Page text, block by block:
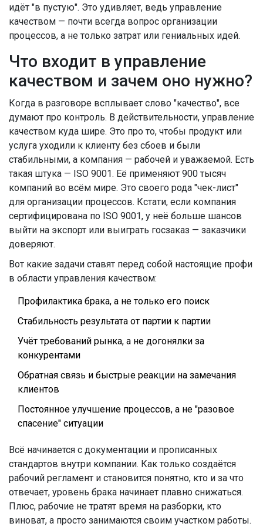
идёт "в пустую". Это удивляет, ведь управление
качеством — почти всегда вопрос организации
процессов, а не только затрат или гениальных идей.
Что входит в управление
качеством и зачем оно нужно?
Когда в разговоре всплывает слово "качество", все
думают про контроль. В действительности, управление
качеством куда шире. Это про то, чтобы продукт или
услуга уходили к клиенту без сбоев и были
стабильными, а компания — рабочей и уважаемой. Есть
такая штука — ISO 9001. Её применяют 900 тысяч
компаний во всём мире. Это своего рода "чек-лист"
для организации процессов. Кстати, если компания
сертифицирована по ISO 9001, у неё больше шансов
выйти на экспорт или выиграть госзаказ — заказчики
доверяют.
Вот какие задачи ставят перед собой настоящие профи
в области управления качеством:
Профилактика брака, а не только его поиск
Стабильность результата от партии к партии
Учёт требований рынка, а не догонялки за
конкурентами
Обратная связь и быстрые реакции на замечания
клиентов
Постоянное улучшение процессов, а не "разовое
спасение" ситуации
Всё начинается с документации и прописанных
стандартов внутри компании. Как только создаётся
рабочий регламент и становится понятно, кто и за что
отвечает, уровень брака начинает плавно снижаться.
Плюс, рабочие не тратят время на разборки, кто
виноват, а просто занимаются своим участком работы.